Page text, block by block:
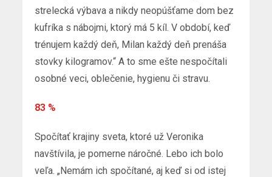
strelecká výbava a nikdy neopúšťame dom bez
kufríka s nábojmi, ktorý má 5 kíl. V období, keď
trénujem každý deň, Milan každý deň prenáša
stovky kilogramov.“ A to sme ešte nespočítali
osobné veci, oblečenie, hygienu či stravu.
83 %
Spočítať krajiny sveta, ktoré už Veronika
navštívila, je pomerne náročné. Lebo ich bolo
veľa. „Nemám ich spočítané, aj keď si od istej